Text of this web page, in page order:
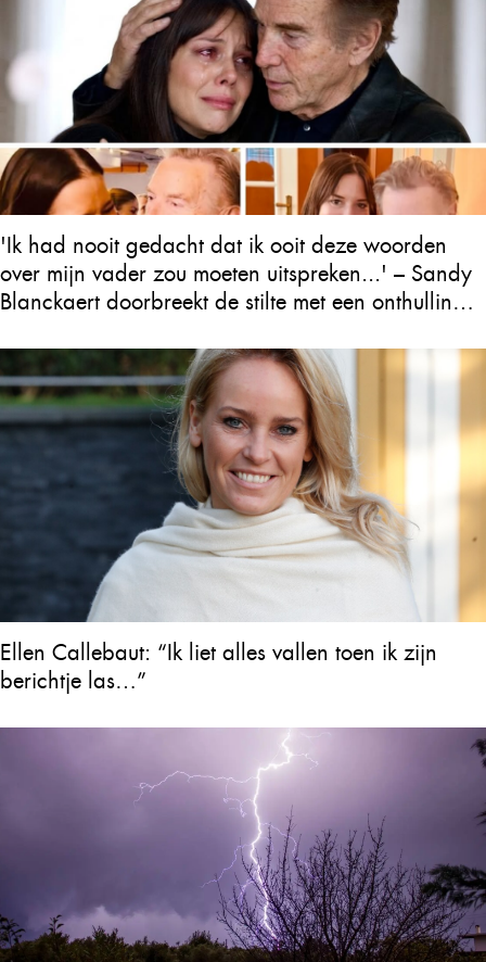
'Ik had nooit gedacht dat ik ooit deze woorden
over mijn vader zou moeten uitspreken...' – Sandy
Blanckaert doorbreekt de stilte met een onthulling
achterlaat
Ellen Callebaut: “Ik liet alles vallen toen ik zijn
berichtje las…”